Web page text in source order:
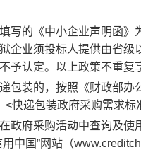
写的《中小企业声明函
企业须投标人提供由省
予认定。以上政策不重复
包装的，按照《财政部
<快递包装政府采购需求标
政府采购活动中查询及
用中国”网站（